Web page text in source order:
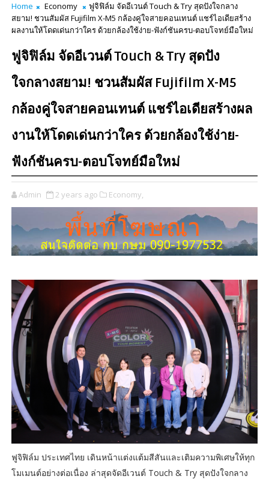
Home Economy
ฟูจิฟิล์ม จัดอีเวนต์ Touch & Try สุดปังใจกลาง
สยาม! ชวนสัมผัส Fujifilm X-M5 กล้องคู่ใจสายคอนเทนต์ แชร์ไอเดียสร้าง
ผลงานให้โดดเด่นกว่าใคร ด้วยกล้องใช้ง่าย-ฟังก์ชันครบ-ตอบโจทย์มือใหม่
ฟูจิฟิล์ม จัดอีเวนต์ Touch & Try สุดปัง
ใจกลางสยาม! ชวนสัมผัส Fujifilm X-M5
กล้องคู่ใจสายคอนเทนต์ แชร์ไอเดียสร้างผล
งานให้โดดเด่นกว่าใคร ด้วยกล้องใช้ง่าย-
ฟังก์ชันครบ-ตอบโจทย์มือใหม่
Admin 2 years ago Economy,
ฟูจิฟิล์ม ประเทศไทย เดินหน้าแต่งแต้มสีสันและเติมความพิเศษให้ทุก
โมเมนต์อย่างต่อเนื่อง ล่าสุดจัดอีเวนต์ Touch & Try สุดปังใจกลาง